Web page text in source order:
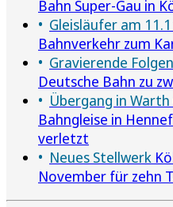
Bahn Super-Gau in
Gleisläufer am
Bahnverkehr zum
Gravierende Folgen
Deutsche Bahn zu
Übergang in Warth
Bahngleise in
verletzt
Neues Stellwerk
November für zehn